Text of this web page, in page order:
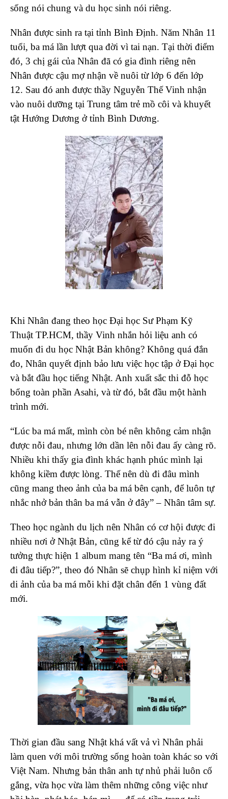
sống nói chung và du học sinh nói riêng.
Nhân được sinh ra tại tỉnh Bình Định. Năm Nhân 11
tuổi, ba má lần lượt qua đời vì tai nạn. Tại thời điểm
đó, 3 chị gái của Nhân đã có gia đình riêng nên
Nhân được cậu mợ nhận về nuôi từ lớp 6 đến lớp
12. Sau đó anh được thầy Nguyễn Thế Vinh nhận
vào nuôi dưỡng tại Trung tâm trẻ mồ côi và khuyết
tật Hướng Dương ở tỉnh Bình Dương.
Khi Nhân đang theo học Đại học Sư Phạm Kỹ
Thuật TP.HCM, thầy Vinh nhắn hỏi liệu anh có
muốn đi du học Nhật Bản không? Không quá đắn
đo, Nhân quyết định bảo lưu việc học tập ở Đại học
và bắt đầu học tiếng Nhật. Anh xuất sắc thi đỗ học
bổng toàn phần Asahi, và từ đó, bắt đầu một hành
trình mới.
“Lúc ba má mất, mình còn bé nên không cảm nhận
được nỗi đau, nhưng lớn dần lên nỗi đau ấy càng rõ.
Nhiều khi thấy gia đình khác hạnh phúc mình lại
không kiềm được lòng. Thế nên dù đi đâu mình
cũng mang theo ảnh của ba má bên cạnh, để luôn tự
nhắc nhở bản thân ba má vẫn ở đây” – Nhân tâm sự.
Theo học ngành du lịch nên Nhân có cơ hội được đi
nhiều nơi ở Nhật Bản, cũng kể từ đó cậu nảy ra ý
tưởng thực hiện 1 album mang tên “Ba má ơi, mình
đi đâu tiếp?”, theo đó Nhân sẽ chụp hình kỉ niệm với
di ảnh của ba má mỗi khi đặt chân đến 1 vùng đất
mới.
Thời gian đầu sang Nhật khá vất vả vì Nhân phải
làm quen với môi trường sống hoàn toàn khác so với
Việt Nam. Nhưng bản thân anh tự nhủ phải luôn cố
gắng, vừa học vừa làm thêm những công việc như